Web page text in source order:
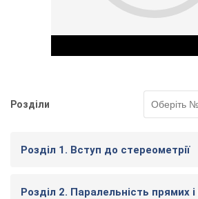
Розділи
Розділ 1. Вступ до стереометрії
Розділ 2. Паралельність прямих